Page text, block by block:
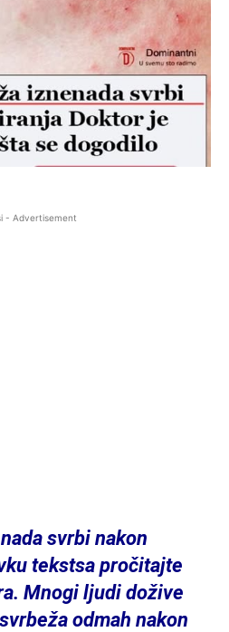
- Advertisement
svrbi nakon
tekstsa pročitajte
Mnogi ljudi dožive
odmah nakon